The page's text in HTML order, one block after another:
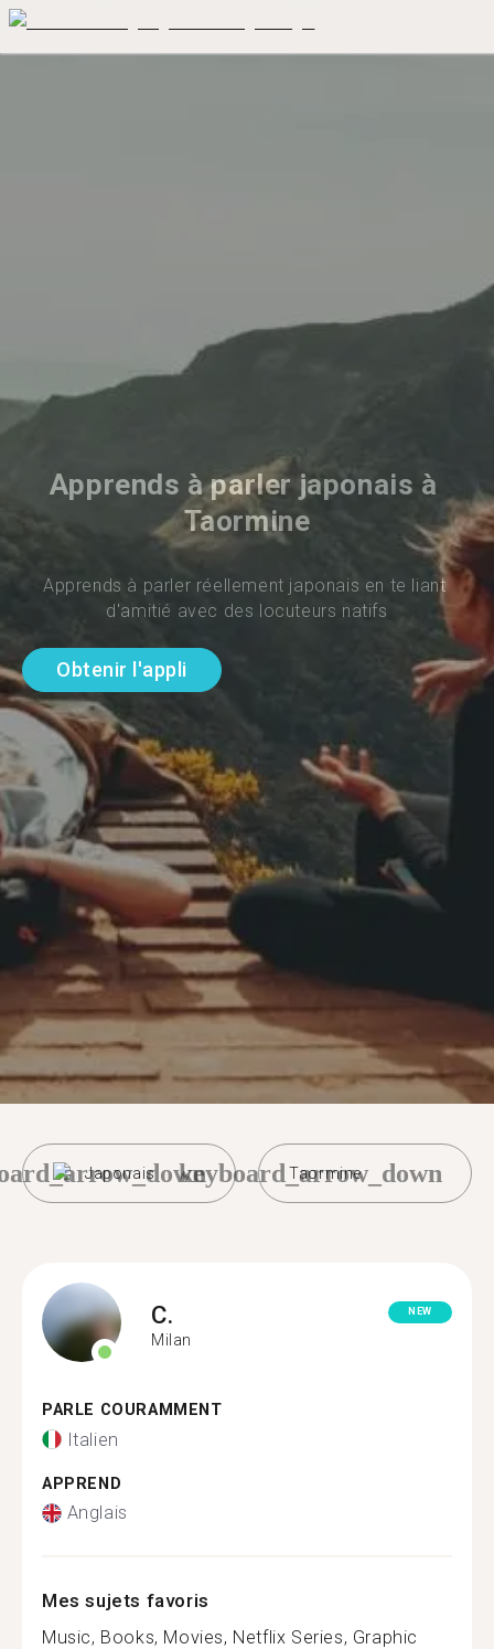
Apprends à parler japonais à
Taormine
Apprends à parler réellement japonais en te liant
d'amitié avec des locuteurs natifs
Obtenir l'appli
Japonais Taormine
keyboard_arrow_down
C.
Milan
NEW
PARLE COURAMMENT
Italien
APPREND
Anglais
Mes sujets favoris
Music, Books, Movies, Netflix Series, Graphic